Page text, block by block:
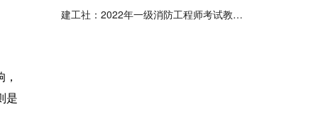
是
建工社：2022年一级消防工程师考试教材《消防安全案例分析》